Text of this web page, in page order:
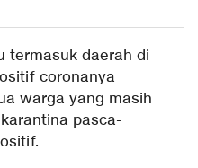
termasuk daerah di
coronanya
warga yang masih
pasca-